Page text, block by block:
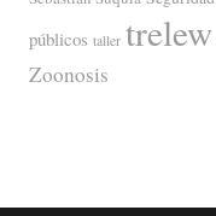
públicos taller trelew
Zoonosis